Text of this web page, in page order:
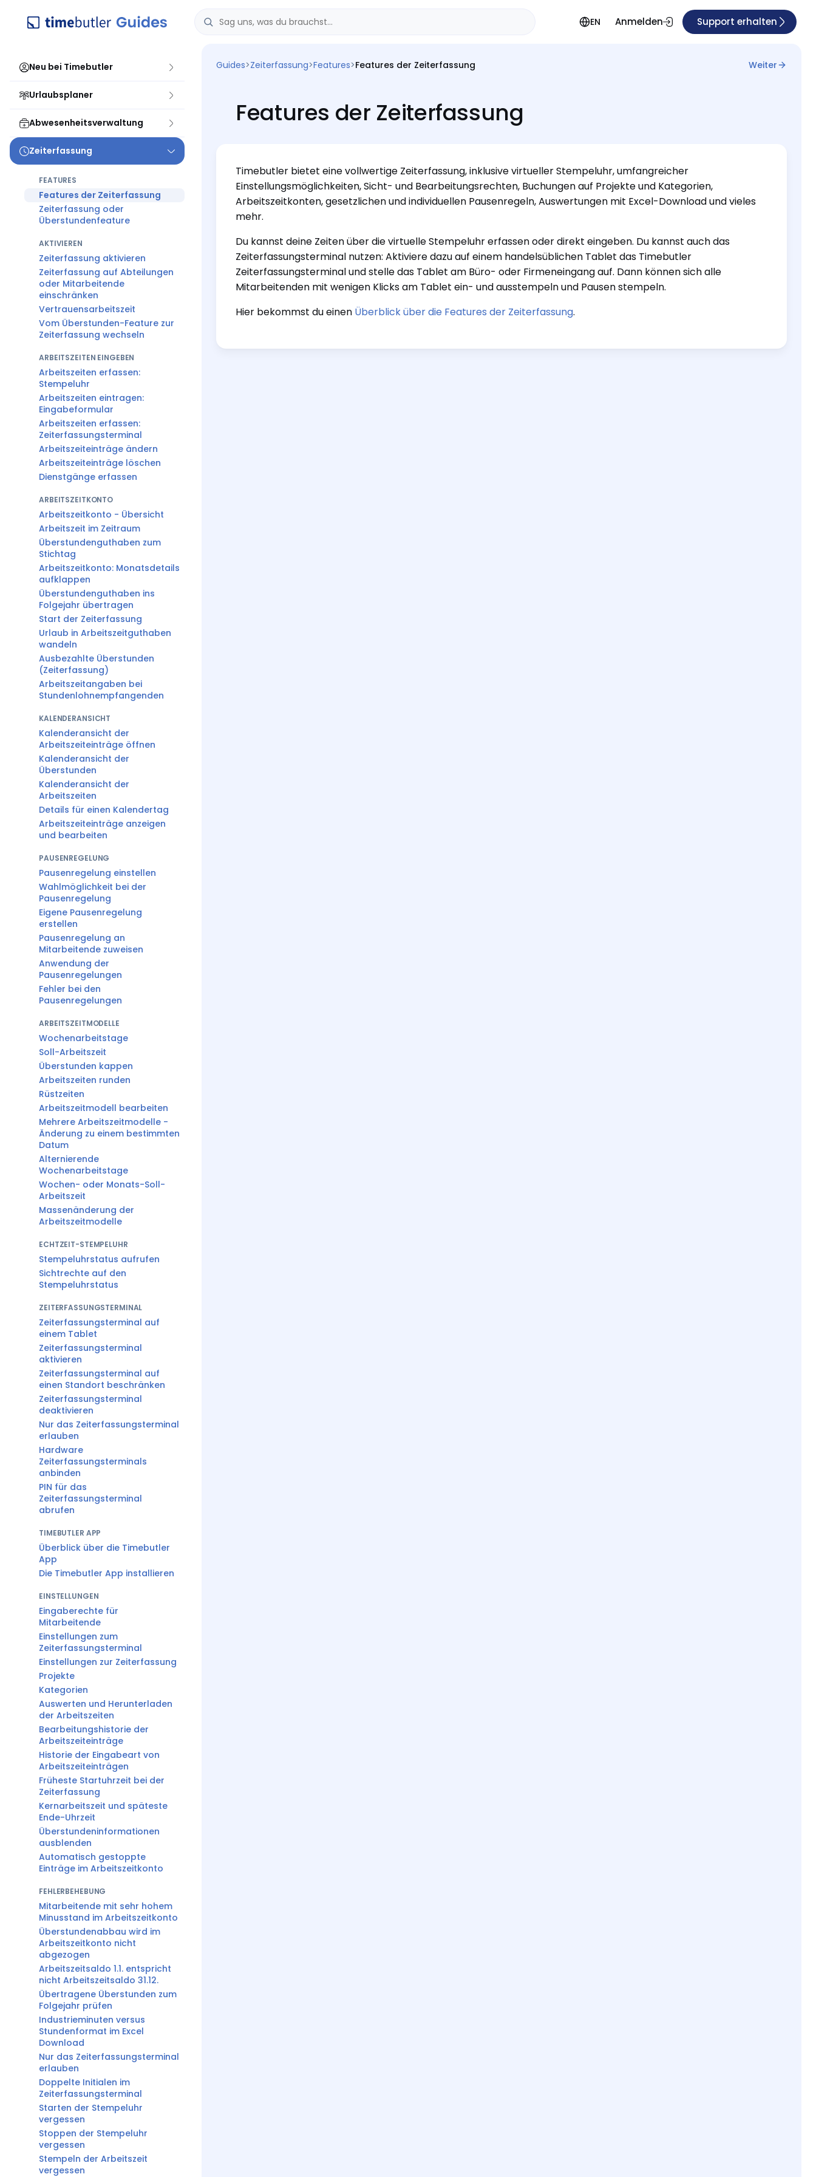
EN Anmelden Support erhalten
Neu bei Timebutler
Urlaubsplaner
Abwesenheitsverwaltung
Zeiterfassung
FEATURES
Features der Zeiterfassung
Zeiterfassung oder
Überstundenfeature
AKTIVIEREN
Zeiterfassung aktivieren
Zeiterfassung auf Abteilungen
oder Mitarbeitende
einschränken
Vertrauensarbeitszeit
Vom Überstunden-Feature zur
Zeiterfassung wechseln
ARBEITSZEITEN EINGEBEN
Arbeitszeiten erfassen:
Stempeluhr
Arbeitszeiten eintragen:
Eingabeformular
Arbeitszeiten erfassen:
Zeiterfassungsterminal
Arbeitszeiteinträge ändern
Arbeitszeiteinträge löschen
Dienstgänge erfassen
ARBEITSZEITKONTO
Arbeitszeitkonto - Übersicht
Arbeitszeit im Zeitraum
Überstundenguthaben zum
Stichtag
Arbeitszeitkonto: Monatsdetails
aufklappen
Überstundenguthaben ins
Folgejahr übertragen
Start der Zeiterfassung
Urlaub in Arbeitszeitguthaben
wandeln
Ausbezahlte Überstunden
(Zeiterfassung)
Arbeitszeitangaben bei
Stundenlohnempfangenden
KALENDERANSICHT
Kalenderansicht der
Arbeitszeiteinträge öffnen
Kalenderansicht der
Überstunden
Kalenderansicht der
Arbeitszeiten
Details für einen Kalendertag
Arbeitszeiteinträge anzeigen
und bearbeiten
PAUSENREGELUNG
Pausenregelung einstellen
Wahlmöglichkeit bei der
Pausenregelung
Eigene Pausenregelung
erstellen
Pausenregelung an
Mitarbeitende zuweisen
Anwendung der
Pausenregelungen
Fehler bei den
Pausenregelungen
ARBEITSZEITMODELLE
Wochenarbeitstage
Soll-Arbeitszeit
Überstunden kappen
Arbeitszeiten runden
Rüstzeiten
Arbeitszeitmodell bearbeiten
Mehrere Arbeitszeitmodelle -
Änderung zu einem bestimmten
Datum
Alternierende
Wochenarbeitstage
Wochen- oder Monats-Soll-
Arbeitszeit
Massenänderung der
Arbeitszeitmodelle
ECHTZEIT-STEMPELUHR
Stempeluhrstatus aufrufen
Sichtrechte auf den
Stempeluhrstatus
ZEITERFASSUNGSTERMINAL
Zeiterfassungsterminal auf
einem Tablet
Zeiterfassungsterminal
aktivieren
Zeiterfassungsterminal auf
einen Standort beschränken
Zeiterfassungsterminal
deaktivieren
Nur das Zeiterfassungsterminal
erlauben
Hardware
Zeiterfassungsterminals
anbinden
PIN für das
Zeiterfassungsterminal
abrufen
TIMEBUTLER APP
Überblick über die Timebutler
App
Die Timebutler App installieren
EINSTELLUNGEN
Eingaberechte für
Mitarbeitende
Einstellungen zum
Zeiterfassungsterminal
Einstellungen zur Zeiterfassung
Projekte
Kategorien
Auswerten und Herunterladen
der Arbeitszeiten
Bearbeitungshistorie der
Arbeitszeiteinträge
Historie der Eingabeart von
Arbeitszeiteinträgen
Früheste Startuhrzeit bei der
Zeiterfassung
Kernarbeitszeit und späteste
Ende-Uhrzeit
Überstundeninformationen
ausblenden
Automatisch gestoppte
Einträge im Arbeitszeitkonto
FEHLERBEHEBUNG
Mitarbeitende mit sehr hohem
Minusstand im Arbeitszeitkonto
Überstundenabbau wird im
Arbeitszeitkonto nicht
abgezogen
Arbeitszeitsaldo 1.1. entspricht
nicht Arbeitszeitsaldo 31.12.
Übertragene Überstunden zum
Folgejahr prüfen
Industrieminuten versus
Stundenformat im Excel
Download
Nur das Zeiterfassungsterminal
erlauben
Doppelte Initialen im
Zeiterfassungsterminal
Starten der Stempeluhr
vergessen
Stoppen der Stempeluhr
vergessen
Stempeln der Arbeitszeit
vergessen
Guides>Zeiterfassung>Features>Features der Zeiterfassung Weiter
Features der Zeiterfassung
Timebutler bietet eine vollwertige Zeiterfassung, inklusive virtueller Stempeluhr, umfangreicher
Einstellungsmöglichkeiten, Sicht- und Bearbeitungsrechten, Buchungen auf Projekte und Kategorien,
Arbeitszeitkonten, gesetzlichen und individuellen Pausenregeln, Auswertungen mit Excel-Download und vieles
mehr.
Du kannst deine Zeiten über die virtuelle Stempeluhr erfassen oder direkt eingeben. Du kannst auch das
Zeiterfassungsterminal nutzen: Aktiviere dazu auf einem handelsüblichen Tablet das Timebutler
Zeiterfassungsterminal und stelle das Tablet am Büro- oder Firmeneingang auf. Dann können sich alle
Mitarbeitenden mit wenigen Klicks am Tablet ein- und ausstempeln und Pausen stempeln.
Hier bekommst du einen Überblick über die Features der Zeiterfassung.